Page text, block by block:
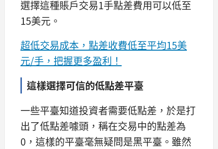
選擇這種賬戶交易1手點差費用可以低至
15美元。
超低交易成本，點差收費低至平均15美
元/手，把握更多盈利！
這樣選擇可信的低點差平臺
一些平臺知道投資者需要低點差，於是打
出了低點差噱頭，稱在交易中的點差為
0，這樣的平臺毫無疑問是黑平臺。雖然